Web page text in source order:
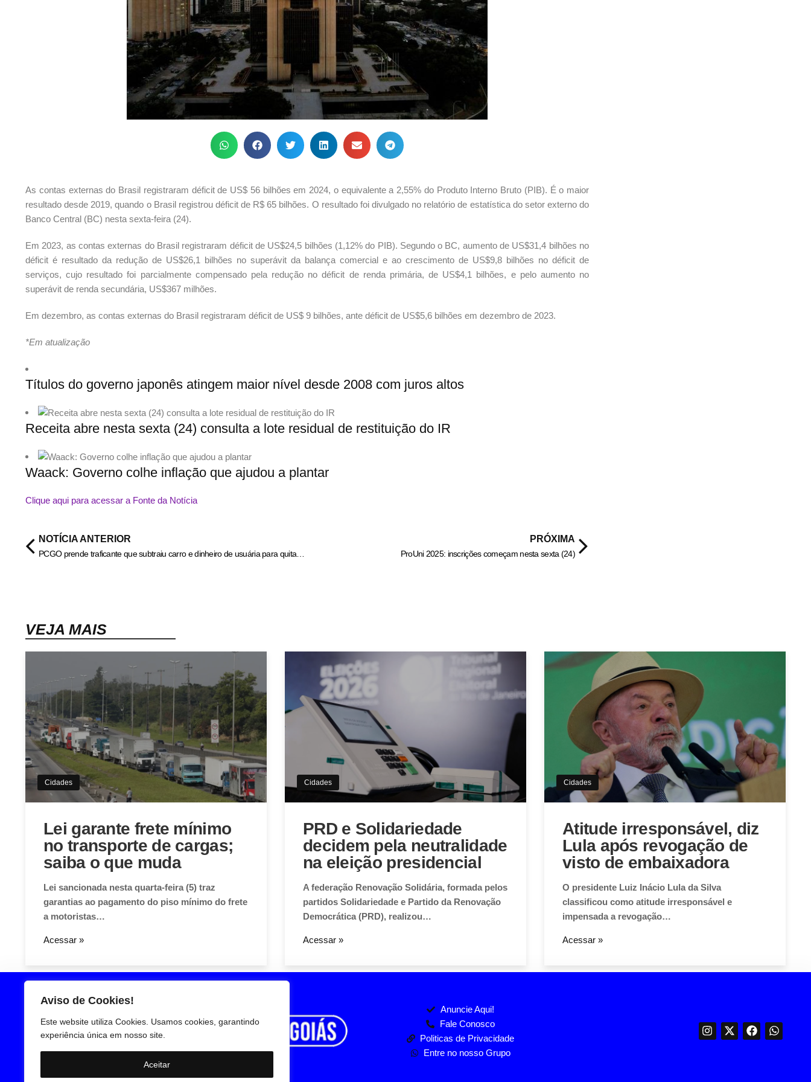
Aviso de Cookies!
Este website utiliza Cookies. Usamos cookies, garantindo
experiência única em nosso site.
Aceitar
As contas externas do Brasil registraram déficit de US$ 56 bilhões em 2024, o equivalente a 2,55% do Produto Interno Bruto (PIB). É o maior
resultado desde 2019, quando o Brasil registrou déficit de R$ 65 bilhões. O resultado foi divulgado no relatório de estatística do setor externo do
Banco Central (BC) nesta sexta-feira (24).
Em 2023, as contas externas do Brasil registraram déficit de US$24,5 bilhões (1,12% do PIB). Segundo o BC, aumento de US$31,4 bilhões no
déficit é resultado da redução de US$26,1 bilhões no superávit da balança comercial e ao crescimento de US$9,8 bilhões no déficit de
serviços, cujo resultado foi parcialmente compensado pela redução no déficit de renda primária, de US$4,1 bilhões, e pelo aumento no
superávit de renda secundária, US$367 milhões.
Em dezembro, as contas externas do Brasil registraram déficit de US$ 9 bilhões, ante déficit de US$5,6 bilhões em dezembro de 2023.
*Em atualização
Títulos do governo japonês atingem maior nível desde 2008 com juros altos
Receita abre nesta sexta (24) consulta a lote residual de restituição do IR
Waack: Governo colhe inflação que ajudou a plantar
Clique aqui para acessar a Fonte da Notícia
NOTÍCIA ANTERIOR PRÓXIMA
ProUni 2025: inscrições começam nesta sexta (24)
VEJA MAIS
Cidades
Lei garante frete mínimo
no transporte de cargas;
saiba o que muda
Lei sancionada nesta quarta-feira (5) traz
garantias ao pagamento do piso mínimo do frete
a motoristas…
Acessar »
Cidades
PRD e Solidariedade
decidem pela neutralidade
na eleição presidencial
A federação Renovação Solidária, formada pelos
partidos Solidariedade e Partido da Renovação
Democrática (PRD), realizou…
Acessar »
Cidades
Atitude irresponsável, diz
Lula após revogação de
visto de embaixadora
O presidente Luiz Inácio Lula da Silva
classificou como atitude irresponsável e
impensada a revogação…
Acessar »
Anuncie Aqui!
Fale Conosco
Politicas de Privacidade
Entre no nosso Grupo